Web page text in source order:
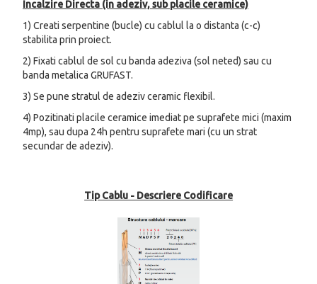
Incalzire Directa (in adeziv, sub placile ceramice)
1) Creati serpentine (bucle) cu cablul la o distanta (c-c)
stabilita prin proiect.
2) Fixati cablul de sol cu banda adeziva (sol neted) sau cu
banda metalica GRUFAST.
3) Se pune stratul de adeziv ceramic flexibil.
4) Pozitinati placile ceramice imediat pe suprafete mici (maxim
4mp), sau dupa 24h pentru suprafete mari (cu un strat
secundar de adeziv).
Tip Cablu - Descriere Codificare